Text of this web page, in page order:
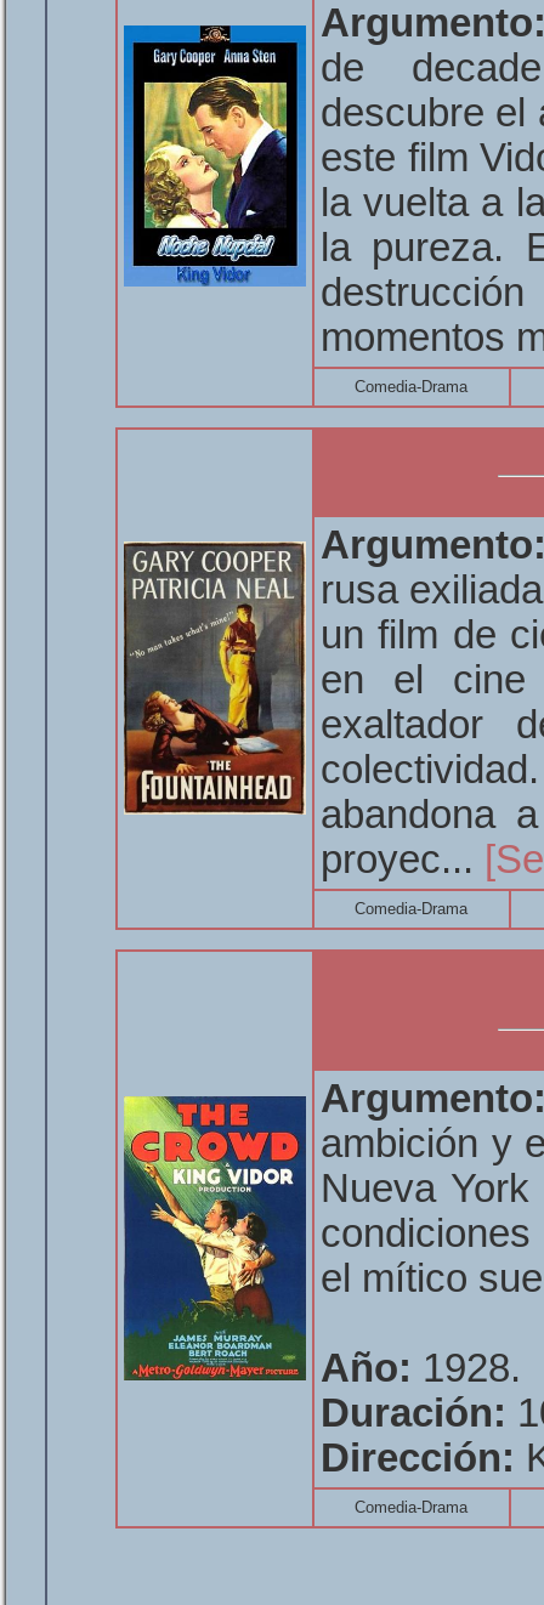
de
descubre el
este film
la vuelta a
la pureza.
momentos
Comedia-Drama
rusa
un film de
en el cine
exaltador
abandona
proyec...
Comedia-Drama
ambición y
Nueva
el mítico
Año: 1928.
Duración:
Dirección:
Comedia-Drama